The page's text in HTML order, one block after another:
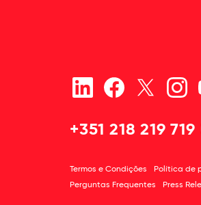
+351 218 219
Termos e Condições Política de
Perguntas Frequentes
Press